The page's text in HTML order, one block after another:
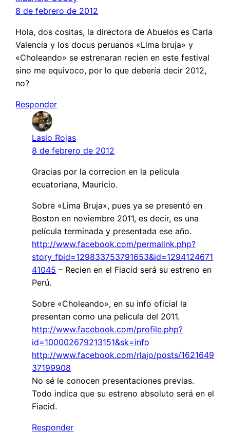
8 de febrero de 2012
Hola, dos cositas, la directora de Abuelos es Carla
Valencia y los docus peruanos «Lima bruja» y
«Choleando» se estrenaran recien en este festival
sino me equivoco, por lo que debería decir 2012,
no?
Responder
Laslo Rojas
8 de febrero de 2012
Gracias por la correcion en la pelicula
ecuatoriana, Mauricio.
Sobre «Lima Bruja», pues ya se presentó en
Boston en noviembre 2011, es decir, es una
película terminada y presentada ese año.
http://www.facebook.com/permalink.php?
story_fbid=129833753791653&id=1294124671
41045 – Recien en el Fiacid será su estreno en
Perú.
Sobre «Choleando», en su info oficial la
presentan como una pelicula del 2011.
http://www.facebook.com/profile.php?
id=100002679213151&sk=info
http://www.facebook.com/rlajo/posts/1621649
37199908
No sé le conocen presentaciones previas.
Todo indica que su estreno absoluto será en el
Fiacid.
Responder